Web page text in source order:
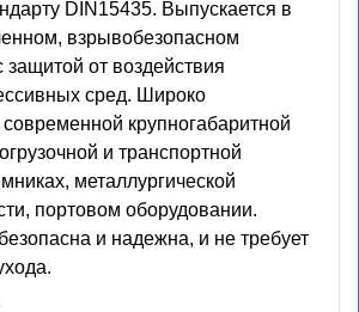
DIN15435. Выпускается в
взрывобезопасном
защитой от воздействия
сред. Широко
крупногабаритной
и транспортной
металлургической
портовом оборудовании.
и надежна, и не требует